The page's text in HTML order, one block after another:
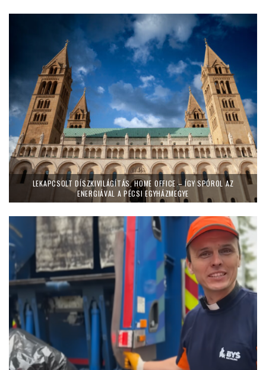
LEKAPCSOLT DÍSZKIVILÁGÍTÁS, HOME OFFICE – ÍGY SPÓROL AZ
ENERGIÁVAL A PÉCSI EGYHÁZMEGYE